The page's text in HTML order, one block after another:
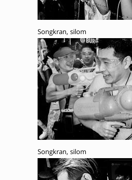
Songkran, silom
Songkran, silom